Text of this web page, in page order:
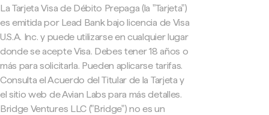
La Tarjeta Visa de Débito Prepaga (la "Tarjeta")
es emitida por Lead Bank bajo licencia de Visa
U.S.A. Inc. y puede utilizarse en cualquier lugar
donde se acepte Visa. Debes tener 18 años o
más para solicitarla. Pueden aplicarse tarifas.
Consulta el Acuerdo del Titular de la Tarjeta y
el sitio web de Avian Labs para más detalles.
Bridge Ventures LLC ("Bridge") no es un